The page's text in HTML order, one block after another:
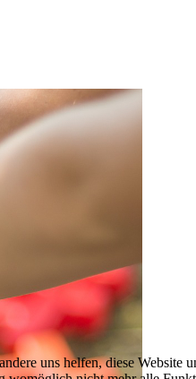
uns helfen, diese Website